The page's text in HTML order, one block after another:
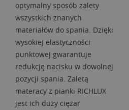
optymalny sposób zalety
wszystkich znanych
materiałów do spania. Dzięki
wysokiej elastyczności
punktowej gwarantuje
redukcję nacisku w dowolnej
pozycji spania. Zaletą
materacy z pianki RICHLUX
jest ich duży ciężar